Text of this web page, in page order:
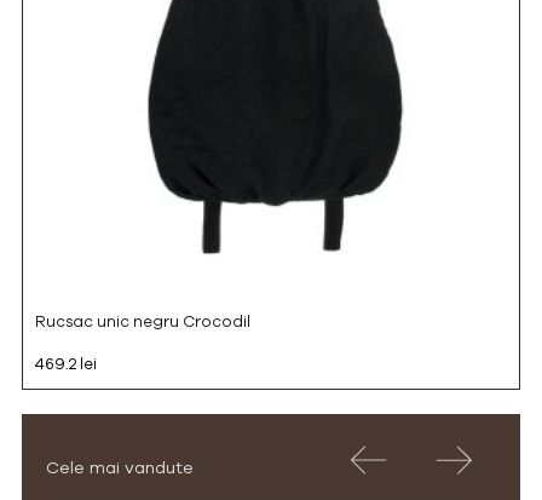
Rucsac unic negru Crocodil
469.2 lei
Cele mai vandute